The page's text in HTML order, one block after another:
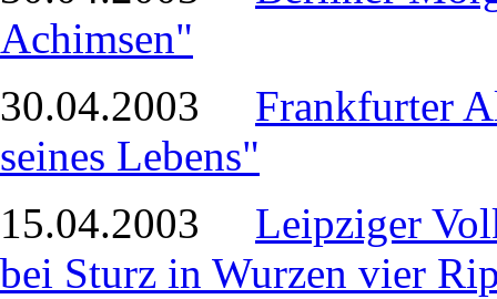
Achimsen"
30.04.2003 Frankfurter
seines Lebens"
15.04.2003 Leipziger
bei Sturz in Wurzen vier